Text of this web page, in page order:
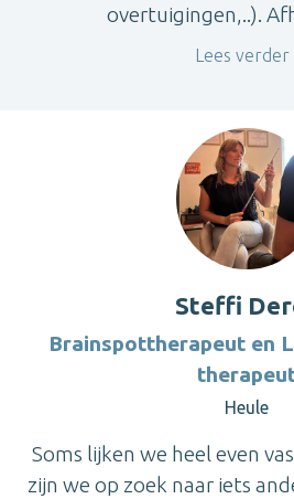
overtuigingen,..).
Lees verder
Steffi
Brainspottherapeut en
Heule
Soms lijken we heel even
zijn we op zoek naar iets